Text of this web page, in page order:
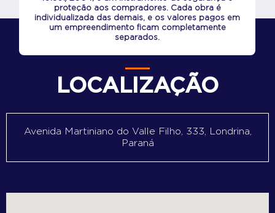
proteção aos compradores. Cada obra é
individualizada das demais, e os valores pagos em
um empreendimento ficam completamente
separados.
LOCALIZAÇÃO
Avenida Martiniano do Valle Filho, 333, Londrina,
Paraná